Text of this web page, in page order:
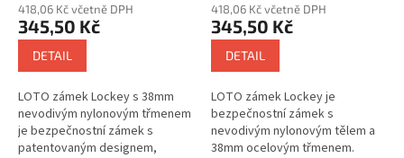
(patentovaný)
418,06 Kč včetně DPH
345,50 Kč
DETAIL
LOTO zámek Lockey s 38mm
nevodivým nylonovým třmenem
je bezpečnostní zámek s
patentovaným designem,
418,06 Kč včetně DPH
345,50 Kč
DETAIL
LOTO zámek Lockey je
bezpečnostní zámek s
nevodivým nylonovým tělem a
38mm ocelovým třmenem.